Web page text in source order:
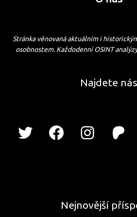
Stránka věnovaná aktuálním i
osobnostem. Každodenní OSINT
Najdete nás
Nejnovější